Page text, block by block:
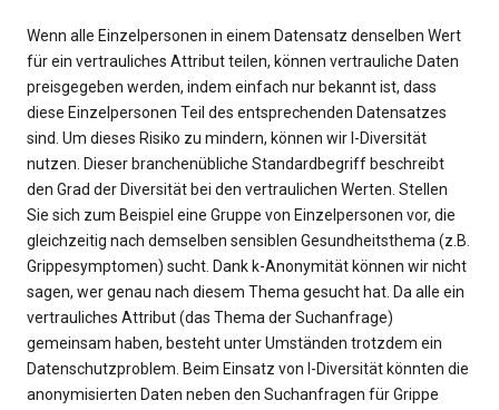
Wenn alle Einzelpersonen in einem Datensatz denselben Wert
für ein vertrauliches Attribut teilen, können vertrauliche Daten
preisgegeben werden, indem einfach nur bekannt ist, dass
diese Einzelpersonen Teil des entsprechenden Datensatzes
sind. Um dieses Risiko zu mindern, können wir l-Diversität
nutzen. Dieser branchenübliche Standardbegriff beschreibt
den Grad der Diversität bei den vertraulichen Werten. Stellen
Sie sich zum Beispiel eine Gruppe von Einzelpersonen vor, die
gleichzeitig nach demselben sensiblen Gesundheitsthema (z.B.
Grippesymptomen) sucht. Dank k-Anonymität können wir nicht
sagen, wer genau nach diesem Thema gesucht hat. Da alle ein
vertrauliches Attribut (das Thema der Suchanfrage)
gemeinsam haben, besteht unter Umständen trotzdem ein
Datenschutzproblem. Beim Einsatz von l-Diversität könnten die
anonymisierten Daten neben den Suchanfragen für Grippe